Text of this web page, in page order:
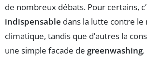
de nombreux débats. Pour certains,
indispensable dans la lutte contre
climatique, tandis que d’autres la
une simple facade de greenwashing.